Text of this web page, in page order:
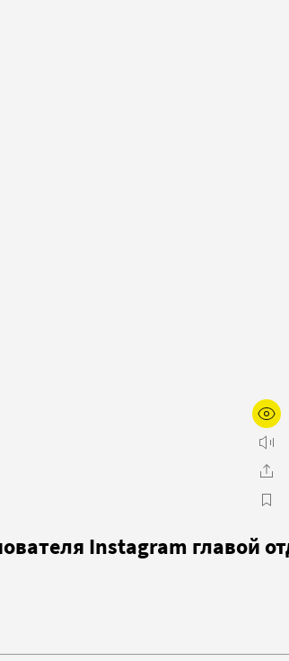
Instagram главой